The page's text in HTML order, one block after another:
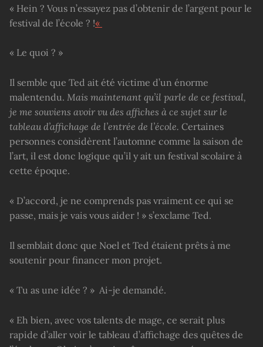
« Hein ? Vous n’essayez pas d’obtenir de l’argent pour le
festival de l’école ? !«
« Le quoi ? »
Il semble que Ted ait été victime d’un énorme
malentendu. Mais maintenant qu’il parle de ce festival,
je me souviens avoir vu des affiches à ce sujet sur le
tableau d’affichage de l’entrée de l’école. Certaines
personnes considèrent l’automne comme la saison de
l’art, il est donc logique qu’il y ait un festival scolaire à
cette époque.
« D’accord, je ne comprends pas vraiment ce qui se
passe, mais je vais vous aider ! » s’exclame Ted.
Il semblait donc que Noel et Ted étaient prêts à me
soutenir pour financer mon projet.
« Tu as une idée ? » Ai-je demandé.
« Eh bien, avec vos talents de mage, ce serait plus
rapide d’aller voir le tableau d’affichage des quêtes de